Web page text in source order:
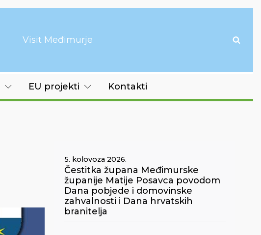
Visit Međimurje
EU projekti Kontakti
5. kolovoza 2026.
Čestitka župana Međimurske
županije Matije Posavca povodom
Dana pobjede i domovinske
zahvalnosti i Dana hrvatskih
branitelja